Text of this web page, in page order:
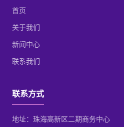
首页
关于我们
新闻中心
联系我们
联系方式
地址：珠海高新区二期商务中心